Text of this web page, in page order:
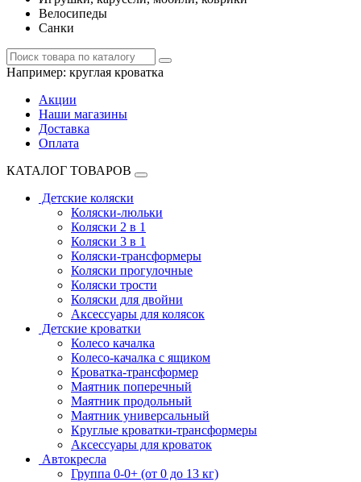
Велосипеды
Санки
Например: круглая кроватка
Акции
Наши магазины
Доставка
Оплата
КАТАЛОГ ТОВАРОВ
Детские коляски
Коляски-люльки
Коляски 2 в 1
Коляски 3 в 1
Коляски-трансформеры
Коляски прогулочные
Коляски трости
Коляски для двойни
Аксессуары для колясок
Детские кроватки
Колесо качалка
Колесо-качалка с ящиком
Кроватка-трансформер
Маятник поперечный
Маятник продольный
Маятник универсальный
Круглые кроватки-трансформеры
Аксессуары для кроваток
Автокресла
Группа 0-0+ (от 0 до 13 кг)